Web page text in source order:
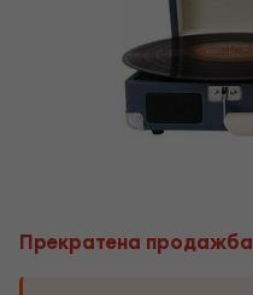
Прекратена продажба